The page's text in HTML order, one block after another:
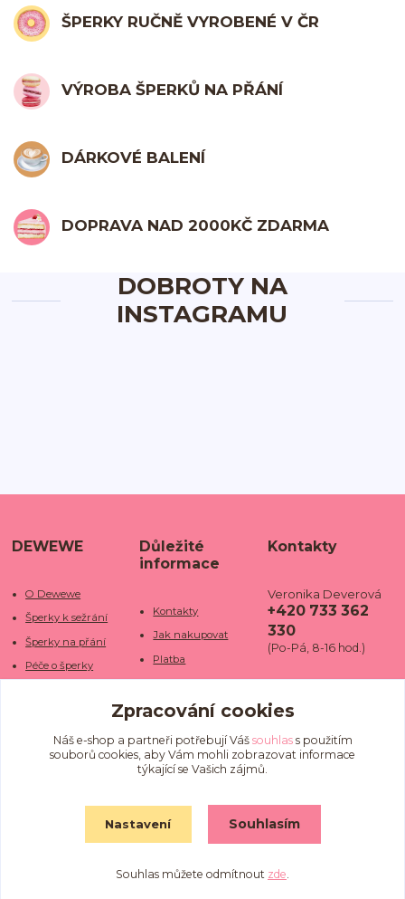
ŠPERKY RUČNĚ VYROBENÉ V ČR
VÝROBA ŠPERKŮ NA PŘÁNÍ
DÁRKOVÉ BALENÍ
DOPRAVA NAD 2000KČ ZDARMA
DOBROTY NA
INSTAGRAMU
DEWEWE
O Dewewe
Šperky k sežrání
Šperky na přání
Péče o šperky
Kamenné obchody
Fotogalerie
Důležité
informace
Kontakty
Jak nakupovat
Platba
Doba dodání
Doprava
Obchodní podmínky
Ochrana osobních
Kontakty
Veronika Deverová
+420 733 362
330
(Po-Pá, 8-16 hod.)
we.cz
Vytvořeno na Eshop-rychle.cz
Zpracování cookies
Náš e-shop a partneři potřebují Váš souhlass použitím
souborů cookies, aby Vám mohli zobrazovat informace
týkající se Vašich zájmů.
Nastavení Souhlasím
Souhlas můžete odmítnout zde